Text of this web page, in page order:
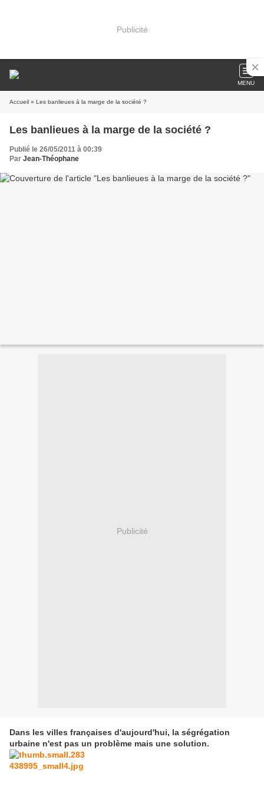
Publicité
MENU
Accueil » Les banlieues à la marge de la société ?
Les banlieues à la marge de la société ?
Publié le 26/05/2011 à 00:39
Par Jean-Théophane
Publicité
Dans les villes françaises d'aujourd'hui, la ségrégation
urbaine n'est pas un problème mais une solution.